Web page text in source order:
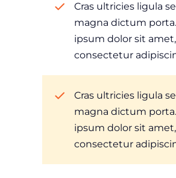
Cras ultricies ligula
magna dictum
ipsum dolor sit amet,
consectetur
Cras ultricies ligula
magna dictum
ipsum dolor sit amet,
consectetur